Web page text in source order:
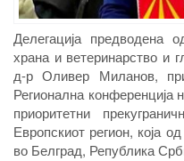
Делегација предводена
храна и ветеринарство и
д-р Оливер Миланов,
Регионална конференција
приоритетни
Европскиот регион, која
во Белград, Република